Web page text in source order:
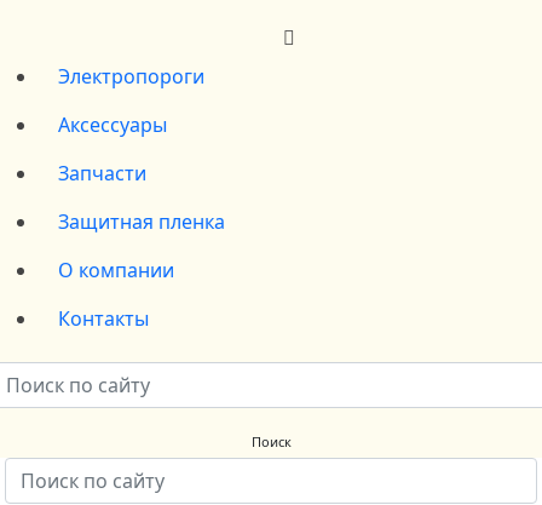
Электропороги
Аксессуары
Запчасти
Защитная пленка
О компании
Контакты